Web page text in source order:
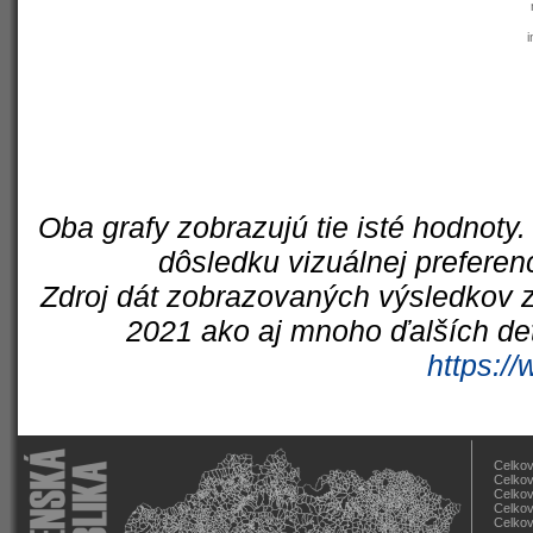
Oba grafy zobrazujú tie isté
dôsledku vizuálnej
Zdroj dát zobrazovaných výsledkov
2021 ako aj mnoho ďalších
https://